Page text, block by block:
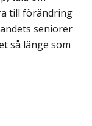
till förändring
seniorer
så länge som